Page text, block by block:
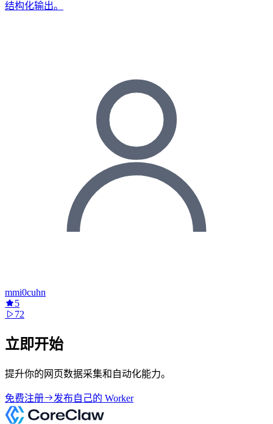
结构化输出。
mmi0cuhn
5
72
立即开始
提升你的网页数据采集和自动化能力。
免费注册 发布自己的 Worker